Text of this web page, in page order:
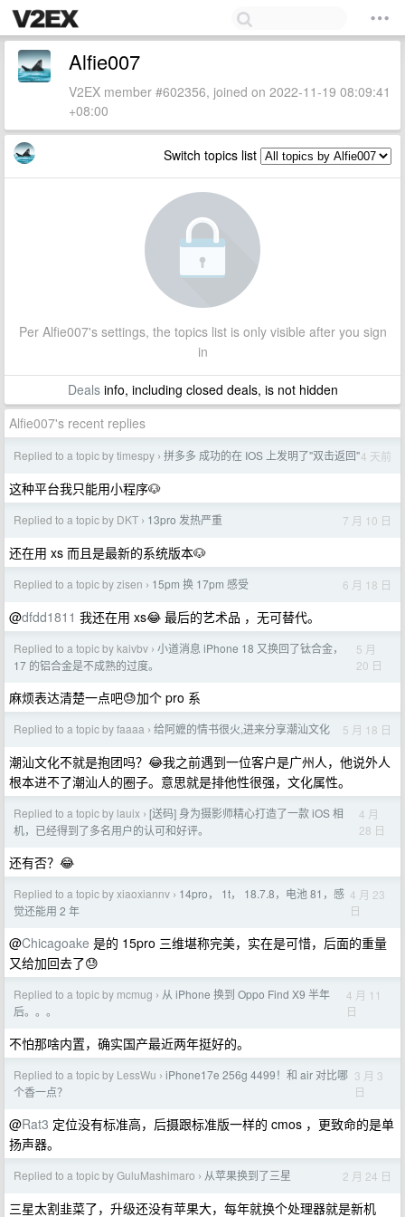
Alfie007
V2EX member #602356, joined on 2022-11-19 08:09:41
+08:00
Switch topics list
Per Alfie007's settings, the topics list is only visible after you sign
in
Dealsinfo, including closed deals, is not hidden
Alfie007's recent replies
Replied to a topic by timespy › 拼多多 成功的在 IOS 上发明了"双击返回"4 天前
这种平台我只能用小程序🐶
Replied to a topic by DKT › 13pro 发热严重 7 月 10 日
还在用 xs 而且是最新的系统版本🐶
Replied to a topic by zisen › 15pm 换 17pm 感受 6 月 18 日
@dfdd1811 我还在用 xs😂 最后的艺术品 ，无可替代。
Replied to a topic by kaivbv › 小道消息 iPhone 18 又换回了钛合金，
17 的铝合金是不成熟的过度。
5 月
20 日
麻烦表达清楚一点吧😓加个 pro 系
Replied to a topic by faaaa › 给阿嬷的情书很火,进来分享潮汕文化 5 月 18 日
潮汕文化不就是抱团吗？😂我之前遇到一位客户是广州人，他说外人
根本进不了潮汕人的圈子。意思就是排他性很强，文化属性。
Replied to a topic by lauix › [送码] 身为摄影师精心打造了一款 iOS 相
机，已经得到了多名用户的认可和好评。
4 月
28 日
还有否？😂
Replied to a topic by xiaoxiannv › 14pro， 1t， 18.7.8，电池 81，感
觉还能用 2 年
4 月 23
日
@Chicagoake 是的 15pro 三维堪称完美，实在是可惜，后面的重量
又给加回去了😓
Replied to a topic by mcmug › 从 iPhone 换到 Oppo Find X9 半年
后。。。
4 月 11
日
不怕那啥内置，确实国产最近两年挺好的。
Replied to a topic by LessWu › iPhone17e 256g 4499！和 air 对比哪
个香一点？
3 月 3
日
@Rat3 定位没有标准高，后摄跟标准版一样的 cmos ，更致命的是单
扬声器。
Replied to a topic by GuluMashimaro › 从苹果换到了三星 2 月 24 日
三星太割韭菜了，升级还没有苹果大，每年就换个处理器就是新机